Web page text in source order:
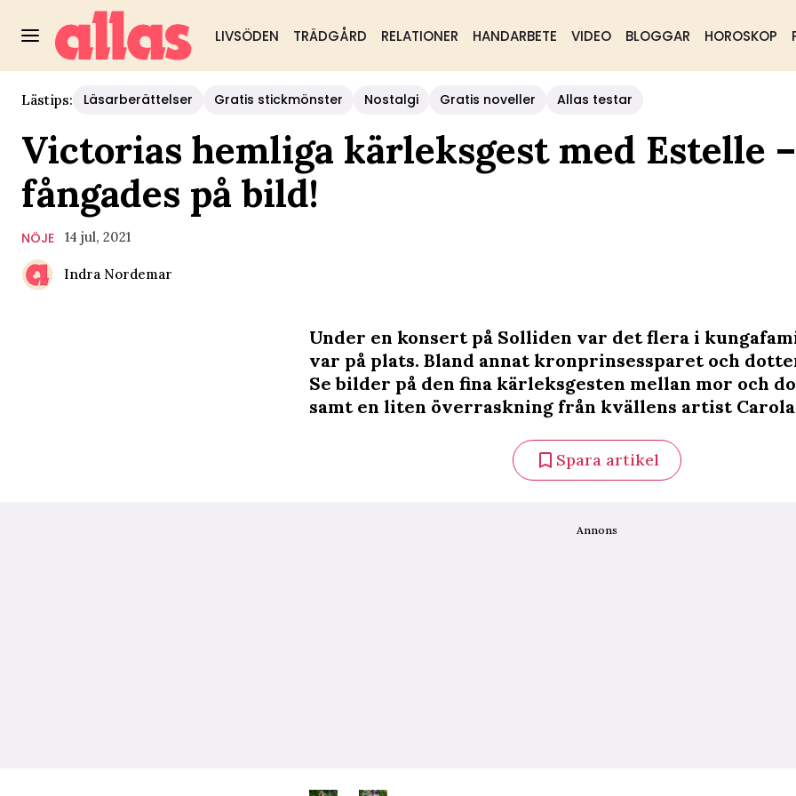
LIVSÖDEN TRÄDGÅRD RELATIONER HANDARBETE VIDEO BLOGGAR HOROSKOP
Lästips: Läsarberättelser Gratis stickmönster Nostalgi Gratis noveller Allas testar
Victorias hemliga kärleksgest med Estelle –
fångades på bild!
NÖJE 14 jul, 2021
Indra Nordemar
Under en konsert på Solliden var det flera i
var på plats. Bland annat kronprinsessparet och
Se bilder på den fina kärleksgesten mellan mor och
samt en liten överraskning från kvällens artist
Spara artikel
Annons